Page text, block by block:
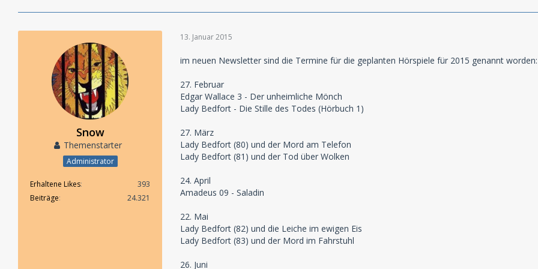
Snow
Themenstarter
Administrator
Erhaltene Likes
393
Beiträge
24.321
13. Januar 2015
im neuen Newsletter sind die Termine für die geplanten Hörspiele für 2015 genannt worden:
27. Februar
Edgar Wallace 3 - Der unheimliche Mönch
Lady Bedfort - Die Stille des Todes (Hörbuch 1)
27. März
Lady Bedfort (80) und der Mord am Telefon
Lady Bedfort (81) und der Tod über Wolken
24. April
Amadeus 09 - Saladin
22. Mai
Lady Bedfort (82) und die Leiche im ewigen Eis
Lady Bedfort (83) und der Mord im Fahrstuhl
26. Juni